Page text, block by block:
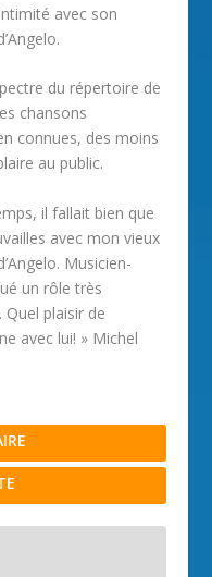
avec son
du répertoire de
chansons
connues, des moins
au public.
il fallait bien que
avec mon vieux
Musicien-
un rôle très
plaisir de
avec lui! » Michel